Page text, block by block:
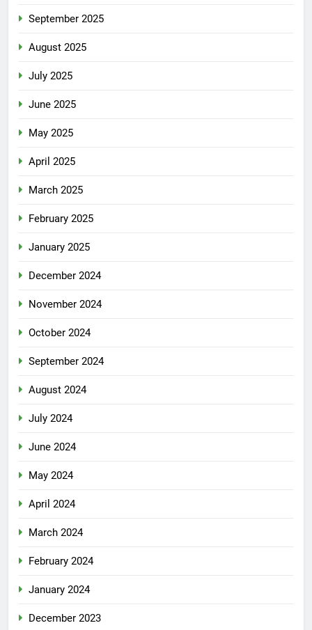
September 2025
August 2025
July 2025
June 2025
May 2025
April 2025
March 2025
February 2025
January 2025
December 2024
November 2024
October 2024
September 2024
August 2024
July 2024
June 2024
May 2024
April 2024
March 2024
February 2024
January 2024
December 2023